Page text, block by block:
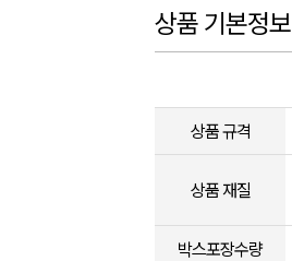
상품 기본정보
상품 규격
상품 재질
박스포장수량